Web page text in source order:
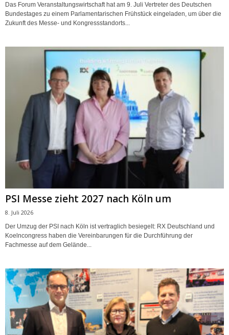
Das Forum Veranstaltungswirtschaft hat am 9. Juli Vertreter des Deutschen
Bundestages zu einem Parlamentarischen Frühstück eingeladen, um über die
Zukunft des Messe- und Kongressstandorts...
PSI Messe zieht 2027 nach Köln um
8. Juli 2026
Der Umzug der PSI nach Köln ist vertraglich besiegelt: RX Deutschland und
Koelncongress haben die Vereinbarungen für die Durchführung der
Fachmesse auf dem Gelände...